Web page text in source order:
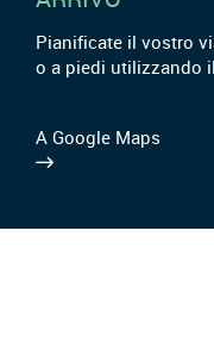
Pianificate il vostro
o a piedi utilizzando
A Google Maps